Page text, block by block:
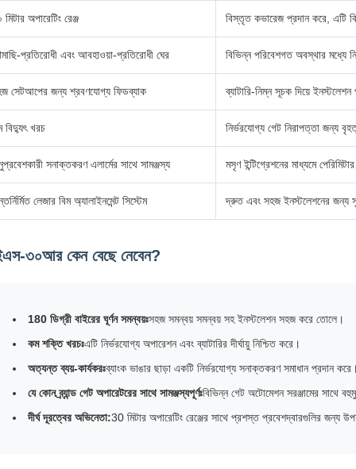
অপারেটিং রেঞ্জ বিস্তৃত কভারেজ প্রদান করে, এটি
প্রতিরোধী এবং আবহাওয়া-প্রতিরোধী ঘের বিভিন্ন পরিবেশগত অবস্থার মধ্যে
সেটআপের জন্য শ্রবণযোগ্য ফিডব্যাক ব্যাটারি-নিম্ন সূচক দিয়ে
বিদ্যুৎ খরচ নির্ভরযোগ্য গেট নিরাপত্তা জন্য
সনাক্তকরণ এলার্মের সাথে সামঞ্জস্য মসৃণ ইন্টিগ্রেশনের মাধ্যমে
লেজার বিম অ্যালাইনমেন্ট সিস্টেম দ্রুত এবং সহজ ইনস্টলেশনের জন্য
৩০আর কেন বেছে নেবেন?
180 ডিগ্রী বাইরের ঘূর্ণন সমন্বয়ঃসহজ সমন্বয় সমন্বয় সহ ইনস্টলেশন সহজ করে তোলে।
কম শক্তি খরচঃএটি নির্ভরযোগ্য অপারেশন এবং ব্যাটারির দীর্ঘায়ু নিশ্চিত করে।
অত্যন্ত ব্যয়-কার্যকরঃব্যাংক ভাঙার ছাড়া একটি নির্ভরযোগ্য সনাক্তকরণ সমাধান প্রদান করে।
যে কোন ব্র্যান্ড গেট অপারেটরের সাথে সামঞ্জস্যপূর্ণঃবিভিন্ন গেট অটোমেশন সরঞ্জামের সাথে
দীর্ঘ দূরত্বের অভিনেতা:30 মিটার অপারেটিং রেঞ্জের সাথে প্রশস্ত প্রবেশদ্বারগুলির জন্য